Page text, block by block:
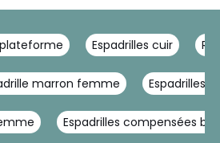
Espadrilles cuir
marron femme Espadrilles
Espadrilles compensées